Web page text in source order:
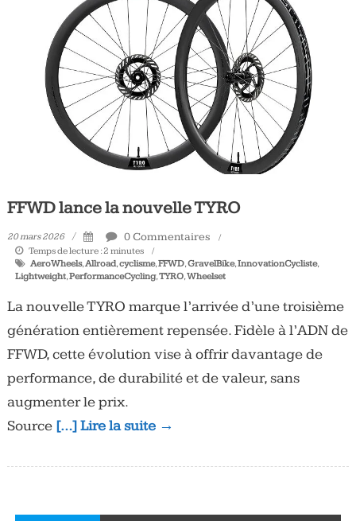
actualité
FFWD lance la nouvelle TYRO
20 mars 2026 0 Commentaires
Temps de lecture :2 minutes
AeroWheels,Allroad,cyclisme,FFWD,GravelBike,InnovationCycliste,
Lightweight,PerformanceCycling,TYRO,Wheelset
La nouvelle TYRO marque l’arrivée d’une troisième
génération entièrement repensée. Fidèle à l’ADN de
FFWD, cette évolution vise à offrir davantage de
performance, de durabilité et de valeur, sans
augmenter le prix.
Source […] Lire la suite →